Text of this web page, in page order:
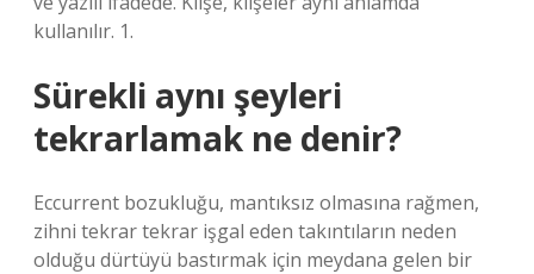
kullanılır. 1.
Sürekli aynı şeyleri
tekrarlamak ne denir?
Eccurrent bozukluğu, mantıksız olmasına rağmen,
zihni tekrar tekrar işgal eden takıntıların neden
olduğu dürtüyü bastırmak için meydana gelen bir